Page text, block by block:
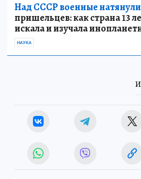
Над СССР военные натянули
пришельцев: как страна 13
искала и изучала
НАУКА